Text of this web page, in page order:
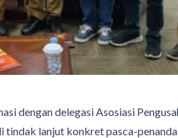
dengan delegasi Asosiasi
lanjut konkret pasca-